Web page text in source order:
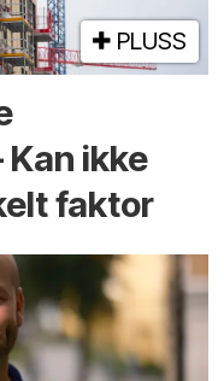
PLUSS
ikke
faktor